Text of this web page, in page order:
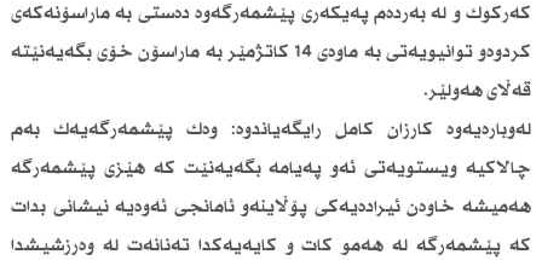
كەركوك و لە بەردەم پەیكەری پێشمەرگەوە دەستی بە ماراسۆنەكەی
كردوەو توانیویەتی بە ماوەی 14 كاتژمێر بە ماراسۆن خۆی بگەیەنێتە
قەڵای هەولێر.
لەوبارەیەوە كارزان كامل رایگەیاندوە: وەك پێشمەرگەیەك بەم
چالاكیە ویستویەتی ئەو پەیامە بگەیەنێت كە هێزی پێشمەرگە
هەمیشە خاوەن ئیرادەیەكی پۆڵاینەو ئامانجی ئەوەیە نیشانی بدات
كە پێشمەرگە لە هەمو كات و كایەیەكدا تەنانەت لە وەرزشیشدا